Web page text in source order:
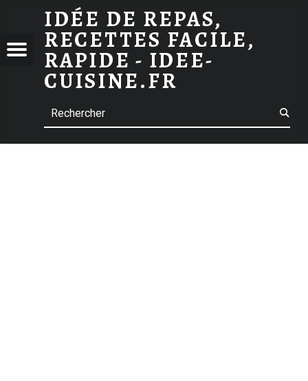
RECETTE ALOUETTES SANS TÊTE DE MAMIE LULU
IDÉE DE REPAS,
RECETTES FACILE,
RAPIDE - IDEE-
CUISINE.FR
Menu
navigation